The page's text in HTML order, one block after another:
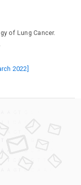
of Lung Cancer.
2022]